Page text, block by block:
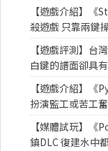
【遊戲介紹】《
殺遊戲 只靠兩鍵
【遊戲評測】台
白鍵的譜面卻具
【遊戲介紹】《
扮演監工或苦工
【媒體試玩】
鎮DLC 復建水中